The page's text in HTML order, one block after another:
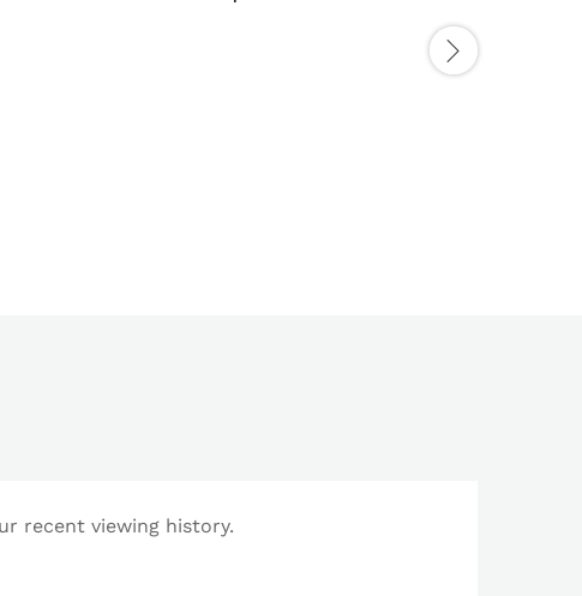
recent viewing history.